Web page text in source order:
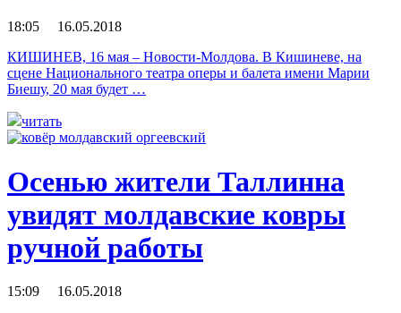
18:05 16.05.2018
КИШИНЕВ, 16 мая – Новости-Молдова. В Кишиневе, на
сцене Национального театра оперы и балета имени Марии
Биешу, 20 мая будет …
читать
Осенью жители Таллинна
увидят молдавские ковры
ручной работы
15:09 16.05.2018